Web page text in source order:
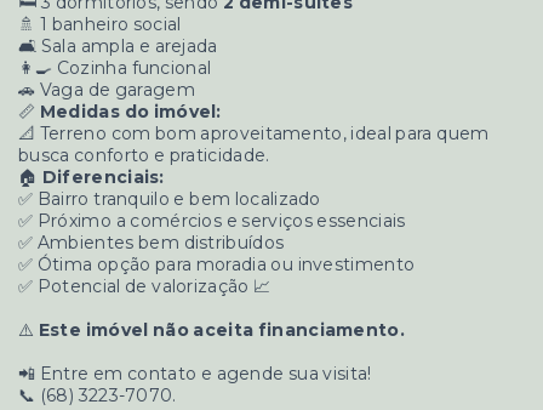
🚿 1 banheiro social
🛋️ Sala ampla e arejada
👩‍🍳 Cozinha funcional
🚗 Vaga de garagem
📏 Medidas do imóvel:
📐 Terreno com bom aproveitamento, ideal para quem
busca conforto e praticidade.
🏠 Diferenciais:
✅ Bairro tranquilo e bem localizado
✅ Próximo a comércios e serviços essenciais
✅ Ambientes bem distribuídos
✅ Ótima opção para moradia ou investimento
✅ Potencial de valorização 📈
⚠️ Este imóvel não aceita financiamento.
📲 Entre em contato e agende sua visita!
📞 (68) 3223-7070.